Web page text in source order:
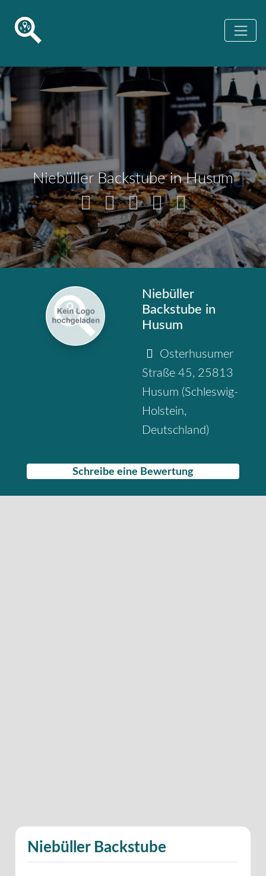
Niebüller Backstube in Husum
Niebüller
Backstube in
Husum
Osterhusumer
Straße 45, 25813
Husum (Schleswig-
Holstein,
Deutschland)
Schreibe eine Bewertung
Niebüller Backstube